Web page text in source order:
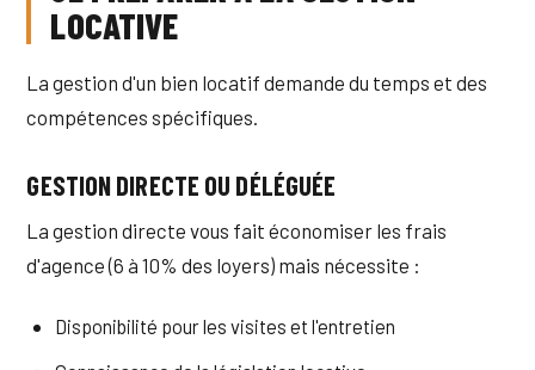
LOCATIVE
La gestion d'un bien locatif demande du temps et des
compétences spécifiques.
GESTION DIRECTE OU DÉLÉGUÉE
La gestion directe vous fait économiser les frais
d'agence (6 à 10% des loyers) mais nécessite :
Disponibilité pour les visites et l'entretien